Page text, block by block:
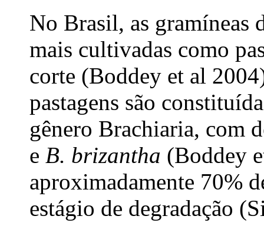
No Brasil, as gramíneas
mais cultivadas como
corte (Boddey et al
pastagens são
gênero Brachiaria, com
e B. brizantha (Boddey
aproximadamente 70%
estágio de degradação